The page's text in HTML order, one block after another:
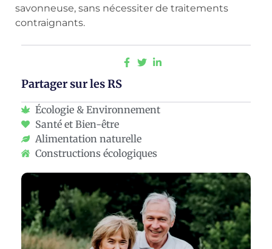
savonneuse, sans nécessiter de traitements
contraignants.
Partager sur les RS
Écologie & Environnement
Santé et Bien-être
Alimentation naturelle
Constructions écologiques